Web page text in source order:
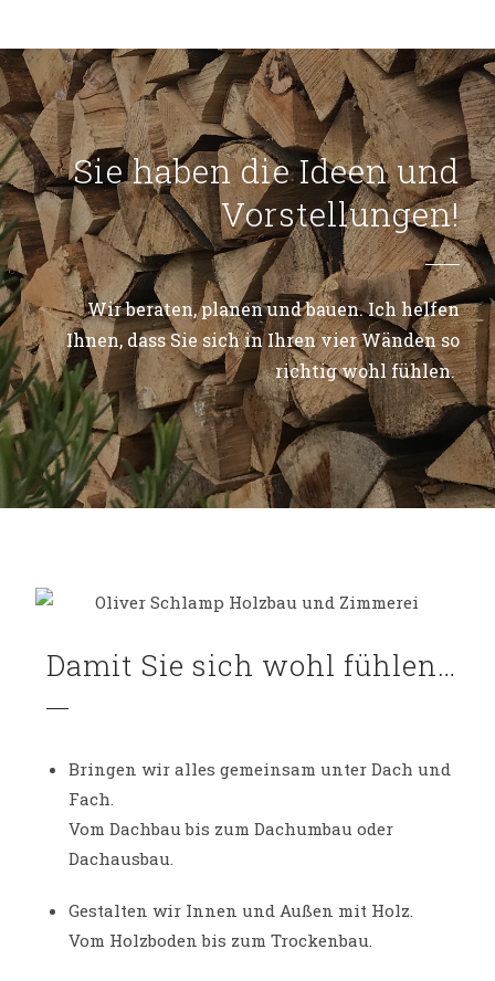
Sie haben die Ideen und
Vorstellungen!
Wir beraten, planen und bauen. Ich helfen
Ihnen, dass Sie sich in Ihren vier Wänden so
richtig wohl fühlen.
Damit Sie sich wohl fühlen…
Bringen wir alles gemeinsam unter Dach und
Fach.
Vom Dachbau bis zum Dachumbau oder
Dachausbau.
Gestalten wir Innen und Außen mit Holz.
Vom Holzboden bis zum Trockenbau.